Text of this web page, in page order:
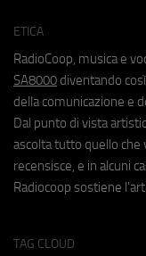
ETICA
RadioCoop, musica e
SA8000 diventando
della comunicazione e
Dal punto di vista
ascolta tutto quello che
recensisce, e in alcuni
Radiocoop sostiene
TAG CLOUD